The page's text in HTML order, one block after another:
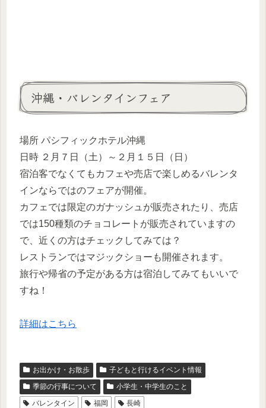
沖縄・バレンタインフェア
場所 パシフィックホテル沖縄
日時 ２月７日（土）～２月１５日（日）
宿泊客でなくてもカフェや売店で楽しめるバレンタ
インならではのフェアが開催。
カフェでは限定のガナッシュが販売されたり、売店
では150種類のチョコレートが販売されていますの
で、近くの方はチェックしてみては？
レストランではマジックショーも開催されます。
旅行や帰省の予定がある方は宿泊してみてもいいで
すね！
詳細はこちら
お出かけ・お散歩
子どもと行けるイベント情報
季節の行事について
小学生・中学生のこと
バレンタイン
福岡 長崎